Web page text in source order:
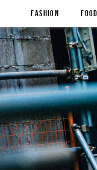
FASHION FOOD